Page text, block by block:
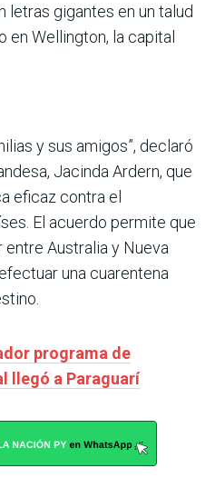
letras gigantes en un talud
en Wellington, la capital
y sus amigos”, declaró
Jacinda Ardern, que
eficaz contra el
El acuerdo permite que
Australia y Nueva
una cuarentena
programa de
llegó a Paraguarí